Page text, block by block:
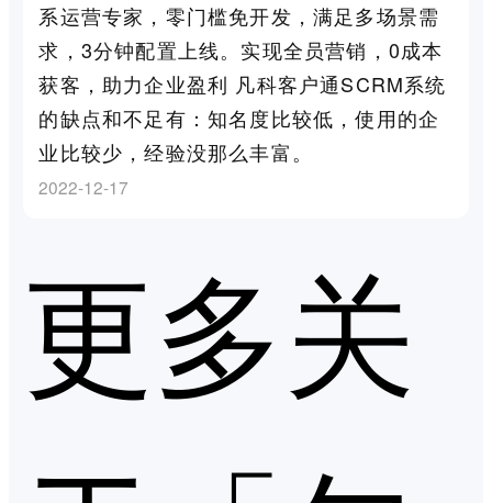
系运营专家，零门槛免开发，满足多场景需
求，3分钟配置上线。实现全员营销，0成本
获客，助力企业盈利 凡科客户通SCRM系统
的缺点和不足有：知名度比较低，使用的企
业比较少，经验没那么丰富。
2022-12-17
更多关